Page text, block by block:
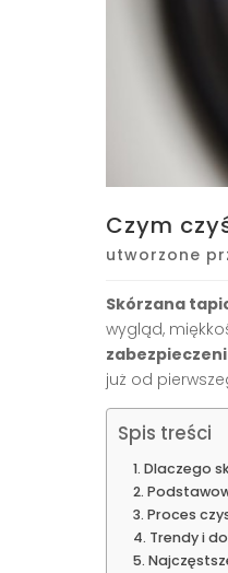
Czym
utworzone
Skórzana
wygląd,
już od
Spis treści
Dlaczego
Proces
Trendy i